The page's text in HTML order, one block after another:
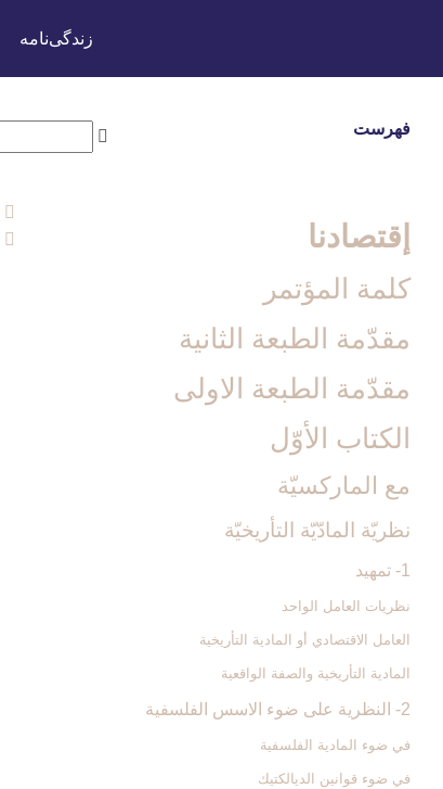
زندگی‌نامه
فهرست
إقتصادنا
كلمة المؤتمر
مقدّمة الطبعة الثانية
مقدّمة الطبعة الاولى‏
الكتاب الأوّل‏
مع الماركسيّة
نظريّة المادّيّة التأريخيّة
1- تمهيد
نظريات العامل الواحد
العامل الاقتصادي أو المادية التأريخية
المادية التأريخية والصفة الواقعية
2- النظرية على ضوء الاسس الفلسفية
في ضوء المادية الفلسفية
في ضوء قوانين الديالكتيك